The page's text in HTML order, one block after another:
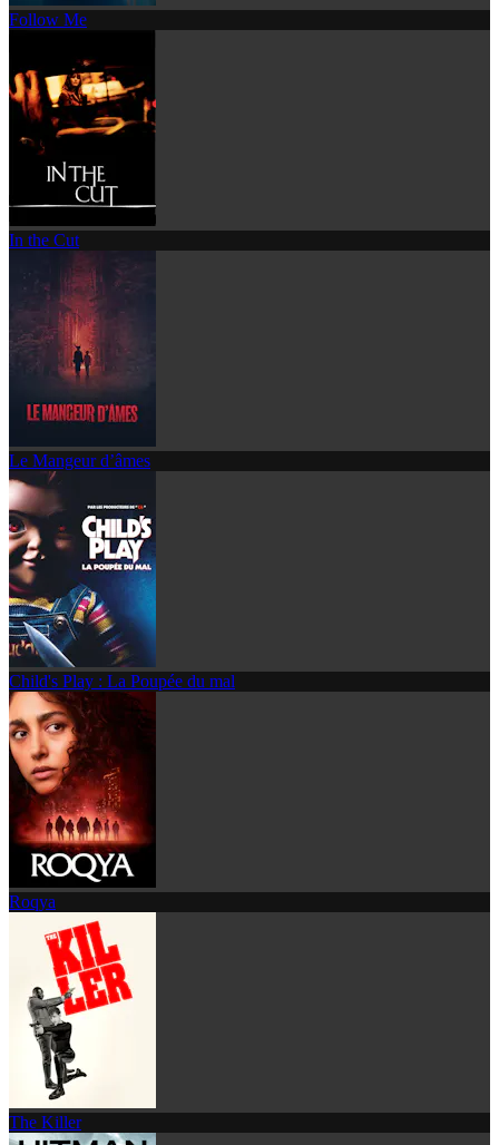
Follow Me
In the Cut
Le Mangeur d’âmes
Child's Play : La Poupée du mal
Roqya
The Killer